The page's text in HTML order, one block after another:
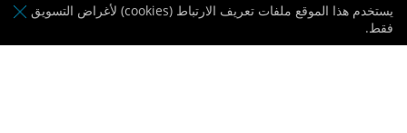
يستخدم هذا الموقع ملفات تعريف الارتباط (cookies) لأغراض التسويق
فقط.